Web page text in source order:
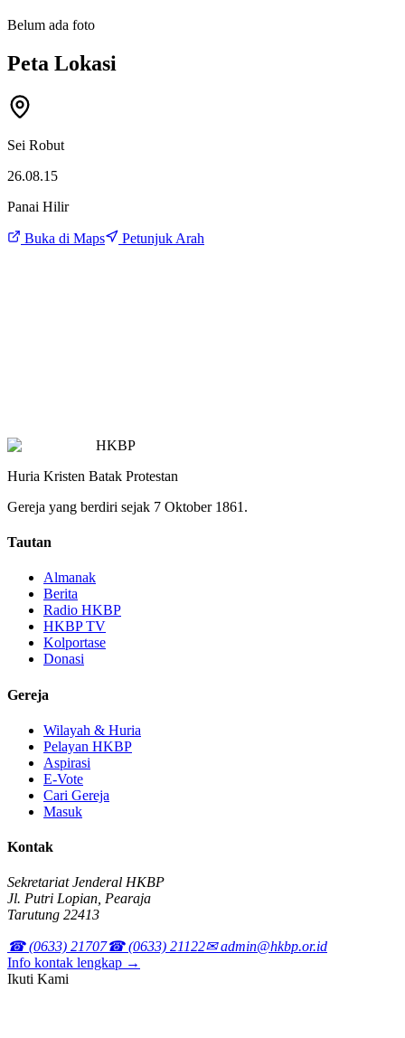
Belum ada foto
Peta Lokasi
Sei Robut
26.08.15
Panai Hilir
Buka di Maps Petunjuk Arah
HKBP
Huria Kristen Batak Protestan
Gereja yang berdiri sejak 7 Oktober 1861.
Tautan
Almanak
Berita
Radio HKBP
HKBP TV
Kolportase
Donasi
Gereja
Wilayah & Huria
Pelayan HKBP
Aspirasi
E-Vote
Cari Gereja
Masuk
Kontak
Sekretariat Jenderal HKBP
Jl. Putri Lopian, Pearaja
Tarutung 22413
☎ (0633) 21707☎ (0633) 21122✉ admin@hkbp.or.id
Info kontak lengkap →
Ikuti Kami